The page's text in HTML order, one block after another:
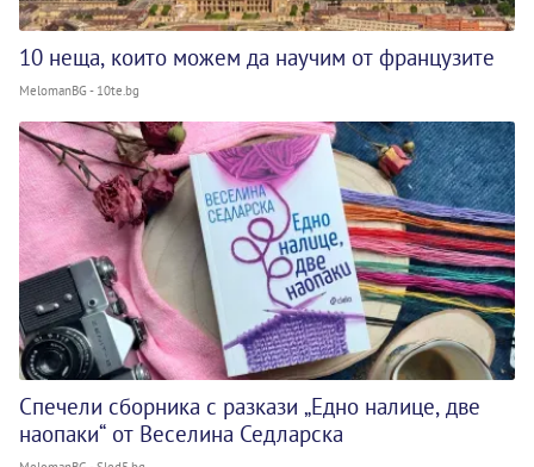
10 неща, които можем да научим от французите
MelomanBG - 10te.bg
Спечели сборника с разкази „Едно налице, две
наопаки“ от Веселина Седларска